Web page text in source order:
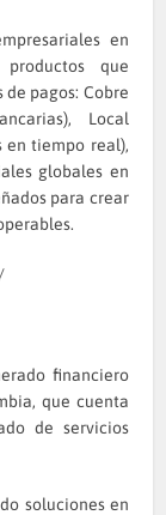
en
que
pagos: Cobre
Local
en tiempo real),
globales en
para crear
financiero
que cuenta
de servicios
soluciones en